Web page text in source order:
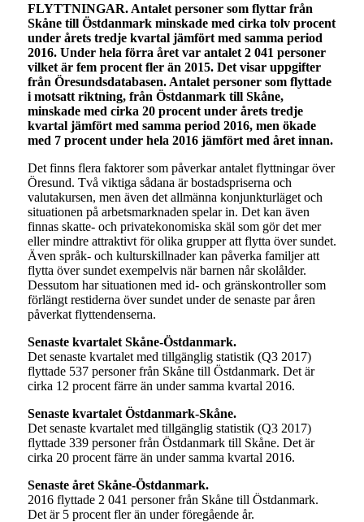
FLYTTNINGAR. Antalet personer som flyttar från
Skåne till Östdanmark minskade med cirka tolv procent
under årets tredje kvartal jämfört med samma period
2016. Under hela förra året var antalet 2 041 personer
vilket är fem procent fler än 2015. Det visar uppgifter
från Öresundsdatabasen. Antalet personer som flyttade
i motsatt riktning, från Östdanmark till Skåne,
minskade med cirka 20 procent under årets tredje
kvartal jämfört med samma period 2016, men ökade
med 7 procent under hela 2016 jämfört med året innan.
Det finns flera faktorer som påverkar antalet flyttningar över
Öresund. Två viktiga sådana är bostadspriserna och
valutakursen, men även det allmänna konjunkturläget och
situationen på arbetsmarknaden spelar in. Det kan även
finnas skatte- och privatekonomiska skäl som gör det mer
eller mindre attraktivt för olika grupper att flytta över sundet.
Även språk- och kulturskillnader kan påverka familjer att
flytta över sundet exempelvis när barnen når skolålder.
Dessutom har situationen med id- och gränskontroller som
förlängt restiderna över sundet under de senaste par åren
påverkat flyttendenserna.
Senaste kvartalet Skåne-Östdanmark.
Det senaste kvartalet med tillgänglig statistik (Q3 2017)
flyttade 537 personer från Skåne till Östdanmark. Det är
cirka 12 procent färre än under samma kvartal 2016.
Senaste kvartalet Östdanmark-Skåne.
Det senaste kvartalet med tillgänglig statistik (Q3 2017)
flyttade 339 personer från Östdanmark till Skåne. Det är
cirka 20 procent färre än under samma kvartal 2016.
Senaste året Skåne-Östdanmark.
2016 flyttade 2 041 personer från Skåne till Östdanmark.
Det är 5 procent fler än under föregående år.